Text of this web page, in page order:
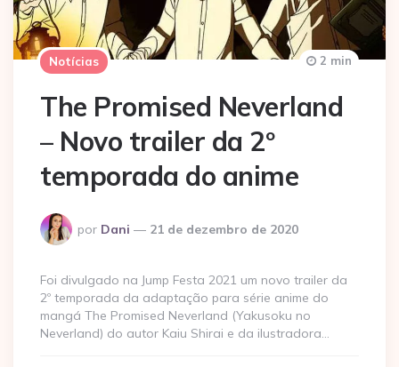
Notícias
The Promised Neverland
– Novo trailer da 2º
temporada do anime
Postado
por
por Dani 21 de dezembro de 2020
2 min
Foi divulgado na Jump Festa 2021 um novo trailer da
2º temporada da adaptação para série anime do
mangá The Promised Neverland (Yakusoku no
Neverland) do autor Kaiu Shirai e da ilustradora…